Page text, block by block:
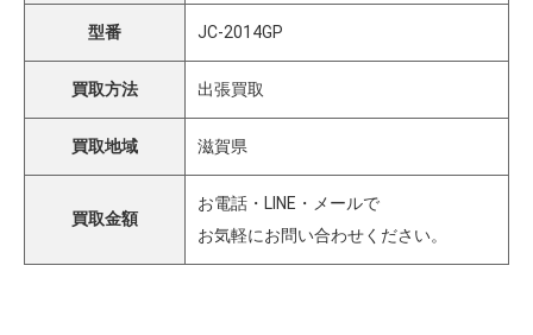
型番 JC-2014GP
買取方法 出張買取
買取地域 滋賀県
買取金額
お電話・LINE・メールで
お気軽にお問い合わせください。